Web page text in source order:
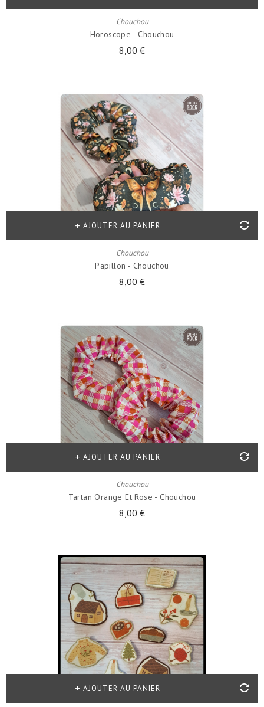
Chouchou
Horoscope - Chouchou
8,00 €
Chouchou
Papillon - Chouchou
8,00 €
AJOUTER AU PANIER
Chouchou
Tartan Orange Et Rose - Chouchou
8,00 €
AJOUTER AU PANIER
AJOUTER AU PANIER